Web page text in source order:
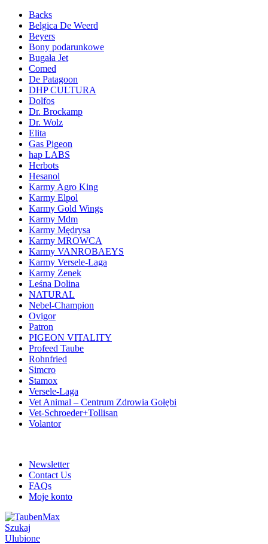
Backs
Belgica De Weerd
Beyers
Bony podarunkowe
Bugała Jet
Comed
De Patagoon
DHP CULTURA
Dolfos
Dr. Brockamp
Dr. Wolz
Elita
Gas Pigeon
hap LABS
Herbots
Hesanol
Karmy Agro King
Karmy Elpol
Karmy Gold Wings
Karmy Mdm
Karmy Mędrysa
Karmy MROWCA
Karmy VANROBAEYS
Karmy Versele-Laga
Karmy Zenek
Leśna Dolina
NATURAL
Nebel-Champion
Ovigor
Patron
PIGEON VITALITY
Profeed Taube
Rohnfried
Simcro
Stamox
Versele-Laga
Vet Animal – Centrum Zdrowia Gołębi
Vet-Schroeder+Tollisan
Volantor
Newsletter
Contact Us
FAQs
Moje konto
Szukaj
Ulubione